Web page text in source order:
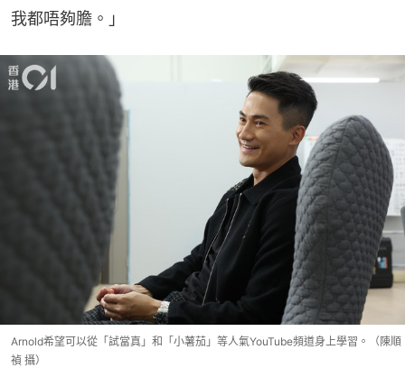
我都唔夠膽。」
Arnold希望可以從「試當真」和「小薯茄」等人氣YouTube頻道身上學習。（陳順
禎 攝）